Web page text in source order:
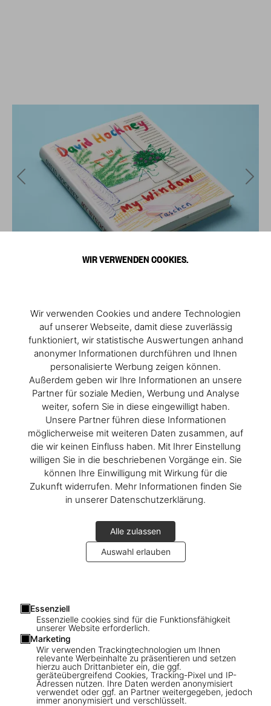
WIR VERWENDEN COOKIES.
Wir verwenden Cookies und andere Technologien
auf unserer Webseite, damit diese zuverlässig
funktioniert, wir statistische Auswertungen anhand
anonymer Informationen durchführen und Ihnen
personalisierte Werbung zeigen können.
Außerdem geben wir Ihre Informationen an unsere
Partner für soziale Medien, Werbung und Analyse
weiter, sofern Sie in diese eingewilligt haben.
Unsere Partner führen diese Informationen
möglicherweise mit weiteren Daten zusammen, auf
die wir keinen Einfluss haben. Mit Ihrer Einstellung
willigen Sie in die beschriebenen Vorgänge ein. Sie
können Ihre Einwilligung mit Wirkung für die
Zukunft widerrufen. Mehr Informationen finden Sie
in unserer Datenschutzerklärung.
Alle zulassen
Auswahl erlauben
Essenziell
Essenzielle cookies sind für die Funktionsfähigkeit
unserer Website erforderlich.
Marketing
Wir verwenden Trackingtechnologien um Ihnen
relevante Werbeinhalte zu präsentieren und setzen
hierzu auch Drittanbieter ein, die ggf.
geräteübergreifend Cookies, Tracking-Pixel und IP-
Adressen nutzen. Ihre Daten werden anonymisiert
verwendet oder ggf. an Partner weitergegeben, jedoch
immer anonymisiert und verschlüsselt.
1 /20
XL
David Hockney. My Window
US$ 150